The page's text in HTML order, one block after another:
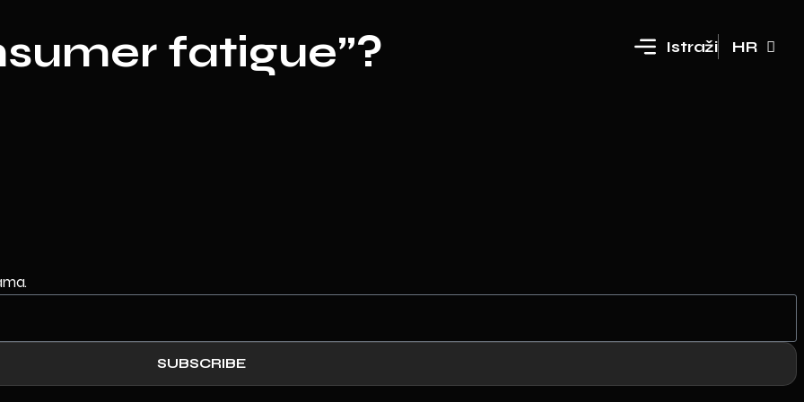
Istraži HR
EN
fatigue”?
SUBSCRIBE